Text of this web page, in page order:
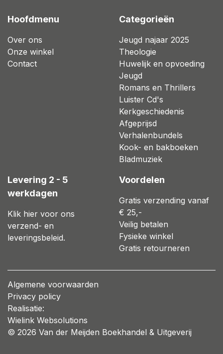
Hoofdmenu
Over ons
Onze winkel
Contact
Categorieën
Jeugd najaar 2025
Theologie
Huwelijk en opvoeding
Jeugd
Romans en Thrillers
Luister Cd's
Kerkgeschiedenis
Afgeprijsd
Verhalenbundels
Kook- en bakboeken
Bladmuziek
Levering 2 - 5
werkdagen
Klik hier voor ons
verzend- en
leveringsbeleid.
Voordelen
Gratis verzending vanaf
€ 25,-
Veilig betalen
Fysieke winkel
Gratis retourneren
Algemene voorwaarden
Privacy policy
Realisatie:
Wielink Websolutions
© 2026 Van der Meijden Boekhandel & Uitgeverij